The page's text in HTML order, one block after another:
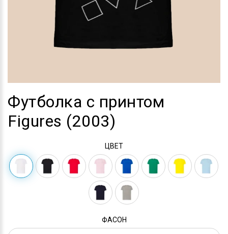
Футболка с принтом
Figures (2003)
ЦВЕТ
ФАСОН